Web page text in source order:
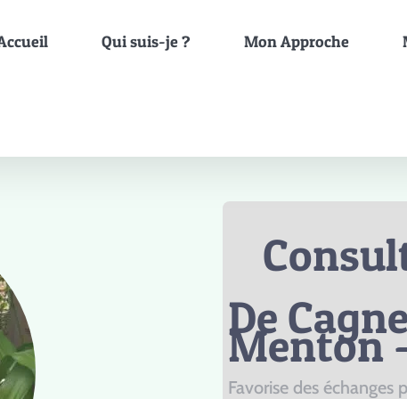
Qui suis-je ? Mon Approche
De
Menton
Favorise des échanges